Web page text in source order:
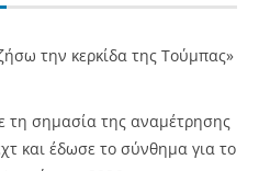
την κερκίδα της Τούμπας»
τη σημασία της αναμέτρησης
και έδωσε το σύνθημα για το